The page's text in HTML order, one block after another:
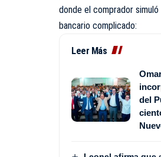
donde el comprador
bancario complicado:
Leer Más
del